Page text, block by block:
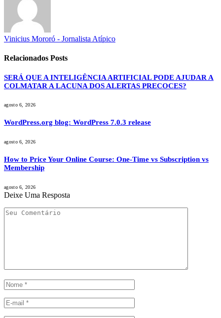
Vinicius Mororó - Jornalista Atípico
Relacionados Posts
SERÁ QUE A INTELIGÊNCIA ARTIFICIAL PODE AJUDAR A
COLMATAR A LACUNA DOS ALERTAS PRECOCES?
agosto 6, 2026
WordPress.org blog: WordPress 7.0.3 release
agosto 6, 2026
How to Price Your Online Course: One-Time vs Subscription vs
Membership
agosto 6, 2026
Deixe Uma Resposta